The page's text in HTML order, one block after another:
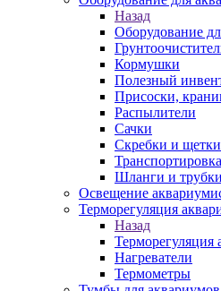
Назад
Оборудование
Кормушки
Полезный
Присоски,
Распылители
Сачки
Скребки и щетки
Транспортировка
Шланги и трубки
Освещение
Терморегуляция
Назад
Терморегуляция
Нагреватели
Термометры